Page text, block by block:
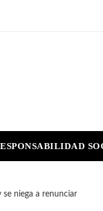
niega a renunciar